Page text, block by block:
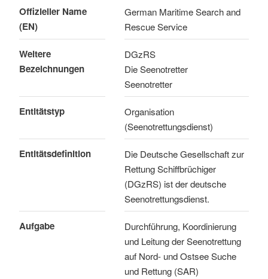
Offizieller Name
(EN)
German Maritime Search and
Rescue Service
Weitere
Bezeichnungen
DGzRS
Die Seenotretter
Seenotretter
Entitätstyp
Organisation
(Seenotrettungsdienst)
Entitätsdefinition
Die Deutsche Gesellschaft zur
Rettung Schiffbrüchiger
(DGzRS) ist der deutsche
Seenotrettungsdienst.
Aufgabe
Durchführung, Koordinierung
und Leitung der Seenotrettung
auf Nord- und Ostsee Suche
und Rettung (SAR)